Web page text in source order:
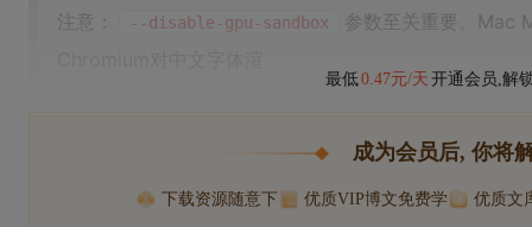
注意： --disable-gpu-sandbox
参数至关重要。Mac
最低0.47元/天 开通会员,解
成为会员后, 你将
下载资源随意下 优质VIP博文免费学 优质文